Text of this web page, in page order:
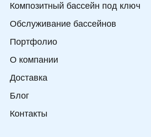
Композитный бассейн под ключ
Обслуживание бассейнов
Портфолио
О компании
Доставка
Блог
Контакты